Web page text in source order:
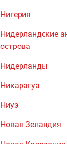
Нигерия
Нидерландские
острова
Нидерланды
Никарагуа
Ниуэ
Новая Зеландия